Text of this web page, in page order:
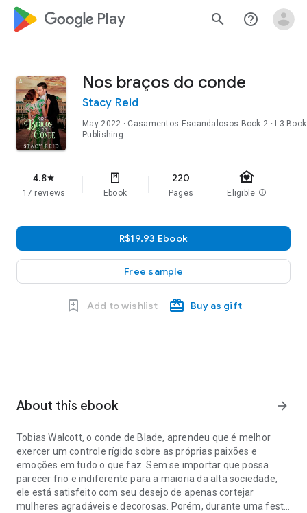
google_logo Play search help_outline
Nos braços do conde
Stacy Reid
May 2022 · Casamentos Escandalosos Book 2 · L3 Book
Publishing
4.8star
17 reviews Ebook
220
Pages
family_home
Eligible info
R$19.93 Ebook
Free sample
Add to wishlist Buy as gift
About this ebook arrow_forward
Tobias Walcott, o conde de Blade, aprendeu que é melhor
exercer um controle rígido sobre as próprias paixões e
emoções em tudo o que faz. Sem se importar que possa
parecer frio e indiferente para a maioria da alta sociedade,
ele está satisfeito com seu desejo de apenas cortejar
mulheres agradáveis e decorosas. Porém, durante uma festa